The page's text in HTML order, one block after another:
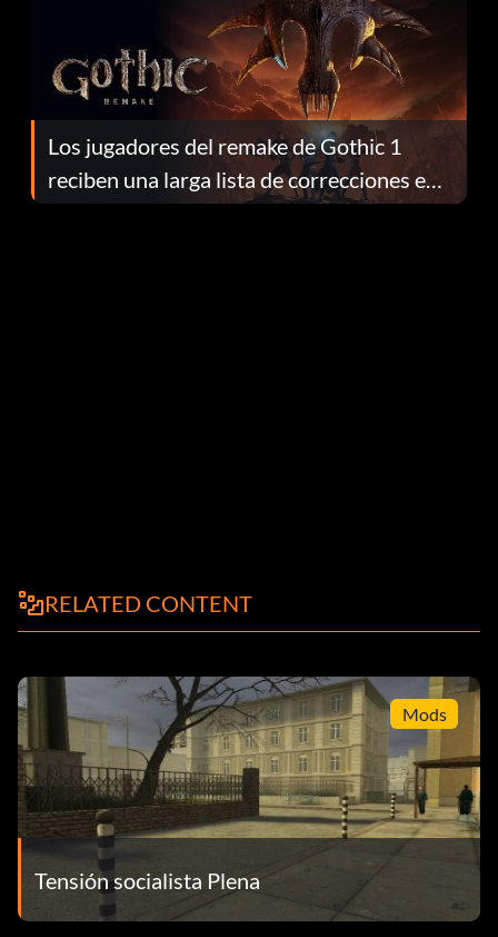
Los jugadores del remake de Gothic 1
reciben una larga lista de correcciones en
el parche 1.0.4
RELATED CONTENT
Mods
Tensión socialista Plena